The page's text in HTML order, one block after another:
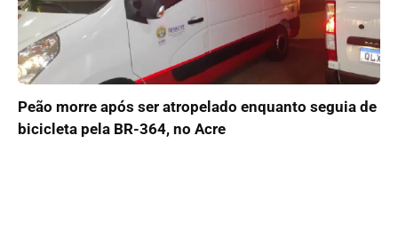
Peão morre após ser atropelado enquanto seguia de
bicicleta pela BR-364, no Acre